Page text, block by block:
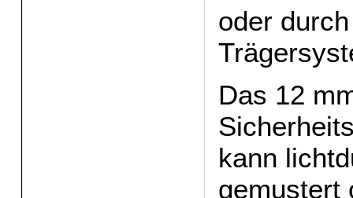
oder
Das 12
kann
gemustert